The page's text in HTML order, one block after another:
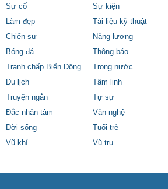
Sự cố
Sự kiện
Làm đẹp
Tài liệu kỹ thuật
Chiến sự
Năng lượng
Bóng đá
Thông báo
Tranh chấp Biển Đông
Trong nước
Du lịch
Tâm linh
Truyện ngắn
Tự sự
Đắc nhân tâm
Văn nghệ
Đời sống
Tuổi trẻ
Vũ khí
Vũ trụ